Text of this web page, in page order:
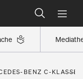
BENZ C-KLASSE